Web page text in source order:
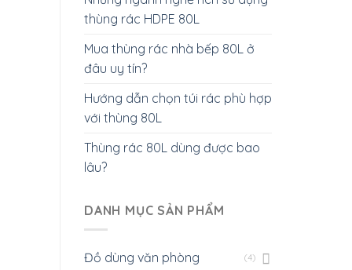
thùng rác HDPE 80L
Mua thùng rác nhà bếp 80L ở
đâu uy tín?
Hướng dẫn chọn túi rác phù hợp
với thùng 80L
Thùng rác 80L dùng được bao
lâu?
DANH MỤC SẢN PHẨM
Đồ dùng văn phòng (4)